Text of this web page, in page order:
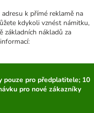
k přímé reklamě na
kdykoli vznést námitku,
základních nákladů za
pouze pro předplatitele; 10
pro nové zákazníky